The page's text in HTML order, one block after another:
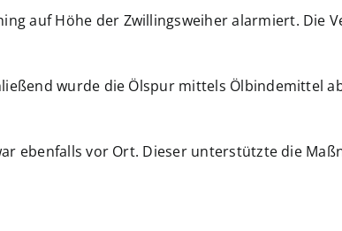
auf Höhe der Zwillingsweiher alarmiert. Die
wurde die Ölspur mittels Ölbindemittel
ebenfalls vor Ort. Dieser unterstützte die